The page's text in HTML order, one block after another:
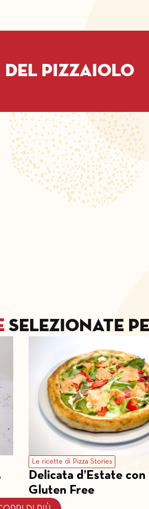
del pizzaiolo
selezionate
Le ricette di Pizza Stories
Delicata d’Estate con
Gluten Free